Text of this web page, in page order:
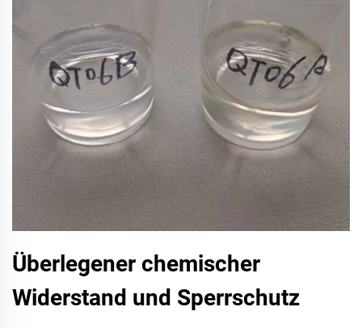
Überlegener chemischer
Widerstand und Sperrschutz